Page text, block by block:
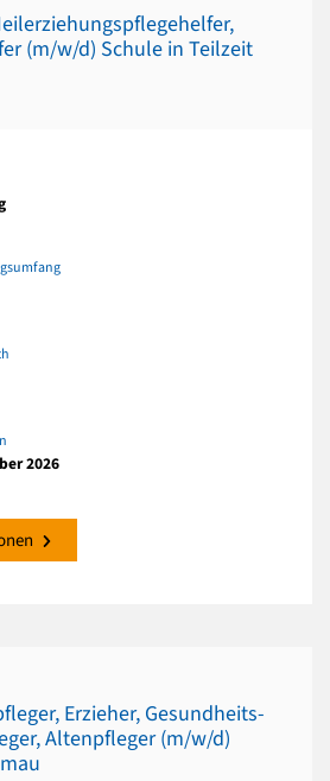
(m/w/d) Schule in Teilzeit
2026
Erzieher, Gesundheits-
Altenpfleger (m/w/d)